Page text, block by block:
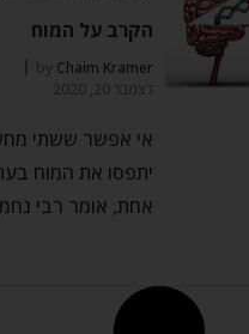
הקרב על המוח
by Chaim Kramer
דצמבר 20, 2020
אי אפשר ששתי
יתפסו את המוח
אחת, אומר רבי